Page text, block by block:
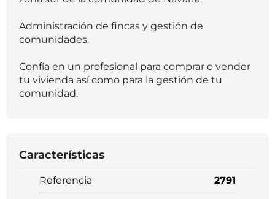
Administración de fincas y gestión de
comunidades.
Confía en un profesional para comprar o vender
tu vivienda así como para la gestión de tu
comunidad.
Características
Referencia 2791